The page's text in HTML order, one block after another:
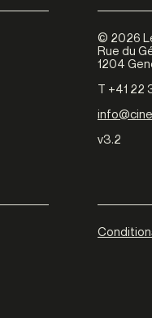
© 2026
Rue du
1204
T +41 22
v3.2